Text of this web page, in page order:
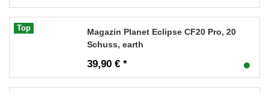
Top
Magazin Planet Eclipse CF20 Pro, 20
Schuss, earth
39,90 € *